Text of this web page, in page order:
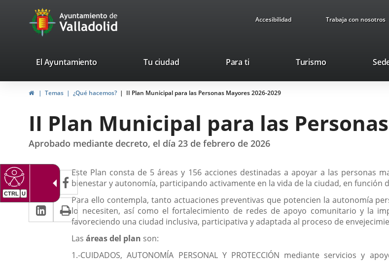
CTRL U
Portal
Web
Ayuntamiento
de
Accesibilidad Trabaja con nosotros
valladolid.es
El Ayuntamiento Tu ciudad Para ti TurismoEste
se
ventana
InicioTemas ¿Qué hacemos? II Plan Municipal para las Personas Mayores 2026-2029
II Plan Municipal para las
Aprobado mediante decreto, el día 23 de febrero de 2026
Twitter
Enlace
una
aplicación
externa.
Facebook
Enlace
a
una
aplicación
externa.
LinkedIn
Enlace
a
aplicación
Imprimir
Descripción
Este Plan consta de 5 áreas y 156 acciones destinadas a apoyar a las personas
bienestar y autonomía, participando activamente en la vida de la ciudad, en función
Para ello contempla, tanto actuaciones preventivas que potencien la autonomía
lo necesiten, así como el fortalecimiento de redes de apoyo comunitario y la
favoreciendo una ciudad inclusiva, participativa y adaptada al proceso de
Lasáreas del plan son:
1.-CUIDADOS, AUTONOMÍA PERSONAL Y PROTECCIÓN mediante servicios